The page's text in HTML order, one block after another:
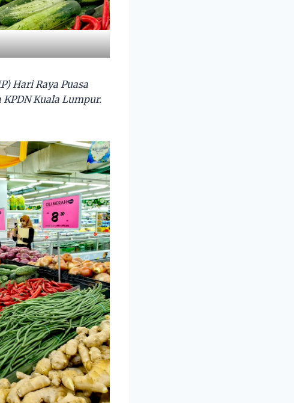
Hari Raya Puasa
Kuala Lumpur.